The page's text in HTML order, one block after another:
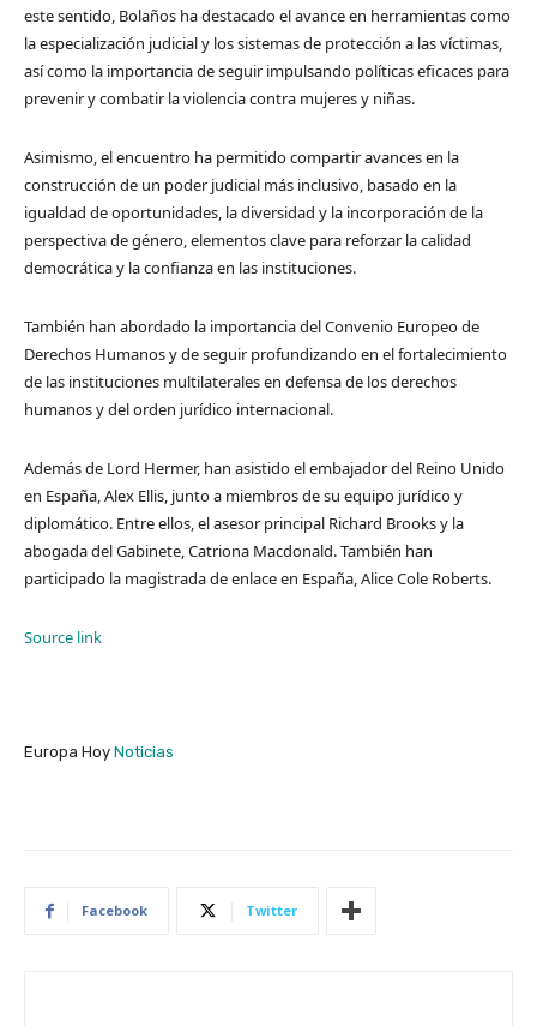
este sentido, Bolaños ha destacado el avance en herramientas como
la especialización judicial y los sistemas de protección a las víctimas,
así como la importancia de seguir impulsando políticas eficaces para
prevenir y combatir la violencia contra mujeres y niñas.
Asimismo, el encuentro ha permitido compartir avances en la
construcción de un poder judicial más inclusivo, basado en la
igualdad de oportunidades, la diversidad y la incorporación de la
perspectiva de género, elementos clave para reforzar la calidad
democrática y la confianza en las instituciones.
También han abordado la importancia del Convenio Europeo de
Derechos Humanos y de seguir profundizando en el fortalecimiento
de las instituciones multilaterales en defensa de los derechos
humanos y del orden jurídico internacional.
Además de Lord Hermer, han asistido el embajador del Reino Unido
en España, Alex Ellis, junto a miembros de su equipo jurídico y
diplomático. Entre ellos, el asesor principal Richard Brooks y la
abogada del Gabinete, Catriona Macdonald. También han
participado la magistrada de enlace en España, Alice Cole Roberts.
Source link
Europa Hoy Noticias
Facebook Twitter